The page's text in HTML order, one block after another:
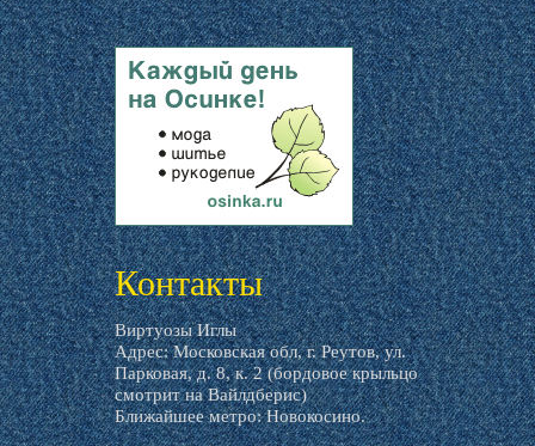
livemaster.ru
Контакты
Виртуозы Иглы
Адрес: Московская обл, г. Реутов, ул.
Парковая, д. 8, к. 2 (бордовое крыльцо
смотрит на Вайлдберис)
Ближайшее метро: Новокосино.